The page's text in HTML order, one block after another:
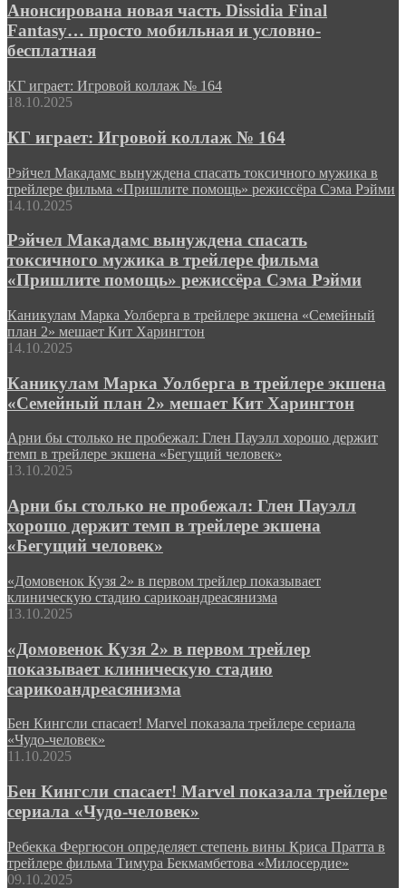
Анонсирована новая часть Dissidia Final
Fantasy… просто мобильная и условно-
бесплатная
КГ играет: Игровой коллаж № 164
18.10.2025
КГ играет: Игровой коллаж № 164
Рэйчел Макадамс вынуждена спасать токсичного мужика в
трейлере фильма «Пришлите помощь» режиссёра Сэма Рэйми
14.10.2025
Рэйчел Макадамс вынуждена спасать
токсичного мужика в трейлере фильма
«Пришлите помощь» режиссёра Сэма Рэйми
Каникулам Марка Уолберга в трейлере экшена «Семейный
план 2» мешает Кит Харингтон
14.10.2025
Каникулам Марка Уолберга в трейлере экшена
«Семейный план 2» мешает Кит Харингтон
Арни бы столько не пробежал: Глен Пауэлл хорошо держит
темп в трейлере экшена «Бегущий человек»
13.10.2025
Арни бы столько не пробежал: Глен Пауэлл
хорошо держит темп в трейлере экшена
«Бегущий человек»
«Домовенок Кузя 2» в первом трейлер показывает
клиническую стадию сарикоандреасянизма
13.10.2025
«Домовенок Кузя 2» в первом трейлер
показывает клиническую стадию
сарикоандреасянизма
Бен Кингсли спасает! Marvel показала трейлере сериала
«Чудо-человек»
11.10.2025
Бен Кингсли спасает! Marvel показала трейлере
сериала «Чудо-человек»
Ребекка Фергюсон определяет степень вины Криса Пратта в
трейлере фильма Тимура Бекмамбетова «Милосердие»
09.10.2025